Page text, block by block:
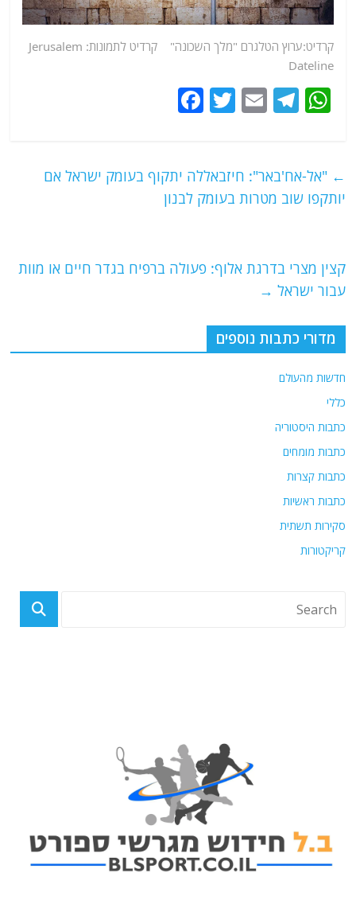
קרדיט:ערוץ הטלגרם "מלך השכונה" קרדיט לתמונות: Jerusalem
Dateline
W
s
A
T
g
ra
E
l
T
er
e
b
k
← "אל-אח'באר": חיזבאללה יתקוף בעומק ישראל אם
יותקפו שוב מטרות בעומק לבנון
קצין מצרי בדרגת אלוף: פעולה ברפיח בגדר חיים או מוות
עבור ישראל →
מדורי כתבות נוספים
חדשות מהעולם
כללי
כתבות היסטוריה
כתבות מומחים
כתבות קצרות
כתבות ראשיות
סקירות תשתית
קריקטורות